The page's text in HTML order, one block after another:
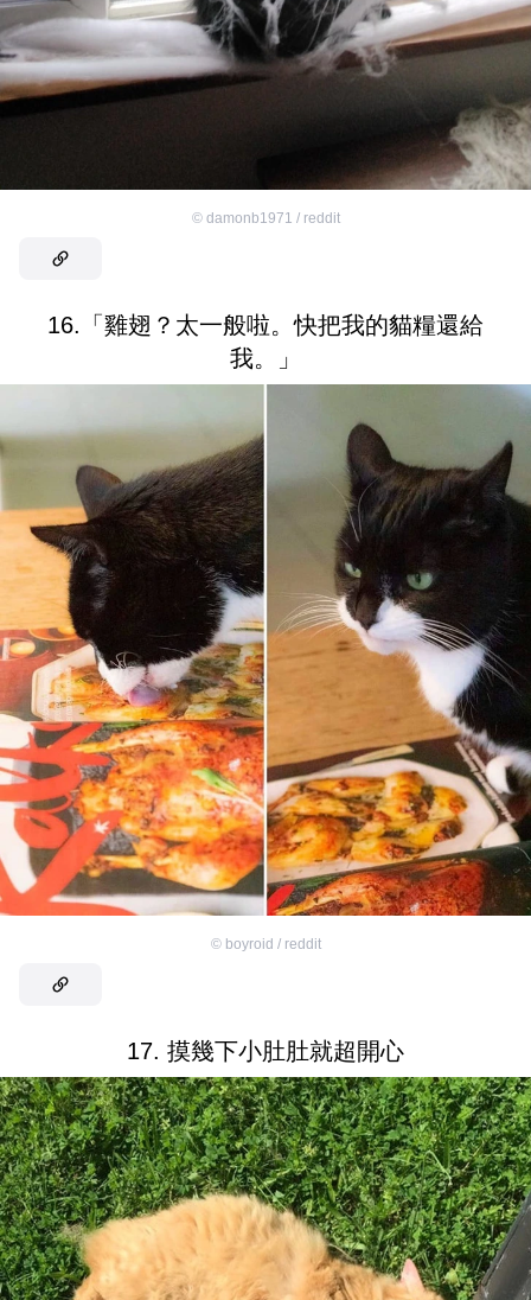
© damonb1971 / reddit
16.「雞翅？太一般啦。快把我的貓糧還給
我。」
© boyroid / reddit
17. 摸幾下小肚肚就超開心